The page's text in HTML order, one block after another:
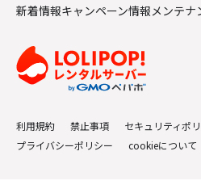
新着情報キャンペーン情報メンテナ
利用規約 禁止事項
セキュリティポ
プライバシーポリシー
cookieについて